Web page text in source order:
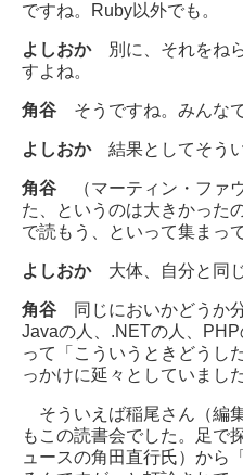
ですね。Ruby以外でも。
よしおか別に、それをねら
すよね。
角谷 そうですね。みんな
よしおか結果としてそうい
角谷 （マーティン・ファ
た、というのは大きかった
で読もう、といって集まっ
よしおか大体、自分と同じ
角谷 同じにおいかどうか
Javaの人、.NETの人、
って「こういうときどうし
っかけに延々としていました
そういえば稲尾さん（編
もこの読書会でした。足で
ュースの角田直行氏）から